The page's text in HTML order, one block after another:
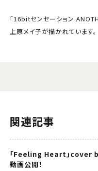
「16bitセンセーション
上原メイ子が描かれています。
関連記事
「Feeling Heart」cover
動画公開！